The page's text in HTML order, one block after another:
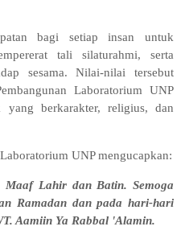
bagi setiap insan untuk
tali silaturahmi, serta
sesama. Nilai-nilai tersebut
Laboratorium UNP
yang berkarakter, religius, dan
UNP mengucapkan:
Maaf Lahir dan Batin. Semoga
Ramadan dan pada hari-hari
Aamiin Ya Rabbal 'Alamin.